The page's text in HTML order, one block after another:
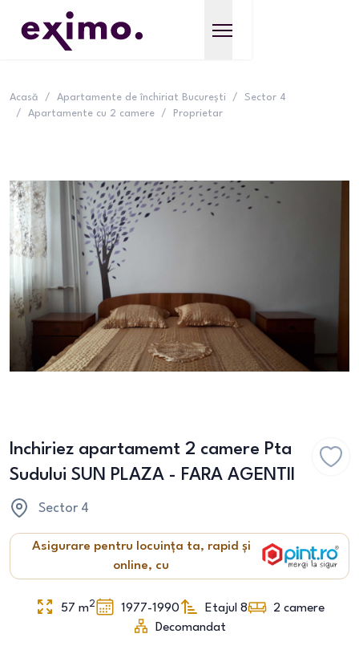
Acasă / Apartamente de închiriat București /
Sector 4
/
Apartamente cu 2 camere / Proprietar
Inchiriez apartamemt 2 camere Pta
Sudului SUN PLAZA - FARA AGENTII
Sector 4
Asigurare pentru locuința ta, rapid și
online, cu
57 m2 1977-1990 Etajul 8 2 camere
Decomandat